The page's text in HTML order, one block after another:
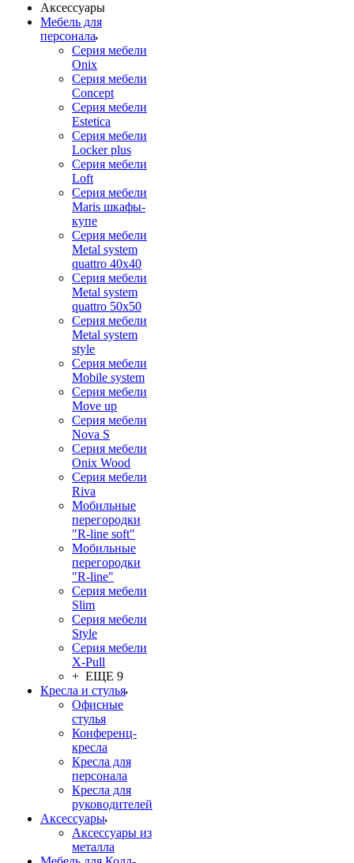
Аксессуары
Мебель для
персонала
Серия мебели
Onix
Серия мебели
Concept
Серия мебели
Estetica
Серия мебели
Locker plus
Серия мебели
Loft
Серия мебели
Maris шкафы-
купе
Серия мебели
Metal system
quattro 40x40
Серия мебели
Metal system
quattro 50x50
Серия мебели
Metal system
style
Серия мебели
Mobile system
Серия мебели
Move up
Серия мебели
Nova S
Серия мебели
Onix Wood
Серия мебели
Riva
Мобильные
перегородки
"R-line soft"
Мобильные
перегородки
"R-line"
Серия мебели
Slim
Серия мебели
Style
Серия мебели
X-Pull
+ ЕЩЕ 9
Кресла и стулья
Офисные
стулья
Конференц-
кресла
Кресла для
персонала
Кресла для
руководителей
Аксессуары
Аксессуары из
металла